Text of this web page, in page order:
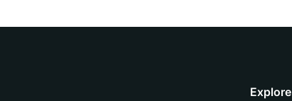
Explore